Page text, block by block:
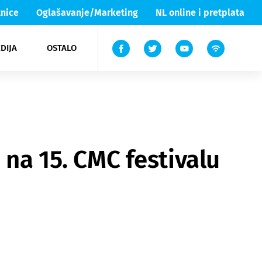
Oglašavanje/Marketing NL online i pretplata
OSTALO
Lika & Senj
TV
15. CMC festivalu